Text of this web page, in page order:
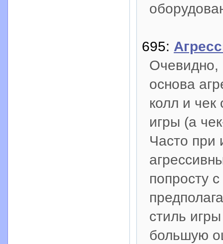
695:
Очевидно,
основа
колл и чек
игры (а
Часто при
попросту
стиль
большую